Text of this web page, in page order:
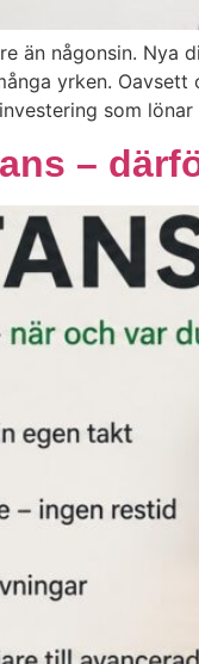
än någonsin.
yrken.
som
–